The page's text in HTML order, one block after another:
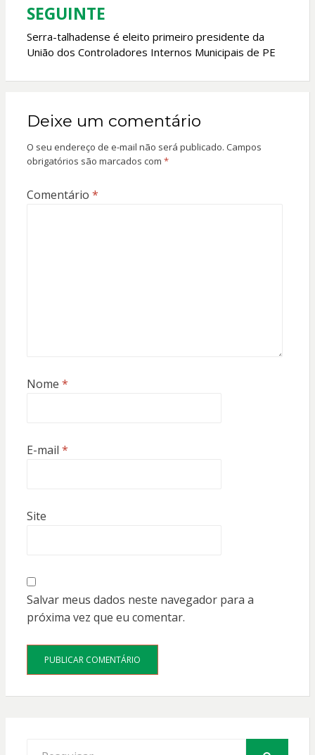
SEGUINTE
Serra-talhadense é eleito primeiro presidente da
União dos Controladores Internos Municipais de PE
Deixe um comentário
O seu endereço de e-mail não será publicado. Campos
obrigatórios são marcados com *
Comentário *
Nome *
E-mail *
Site
Salvar meus dados neste navegador para a
próxima vez que eu comentar.